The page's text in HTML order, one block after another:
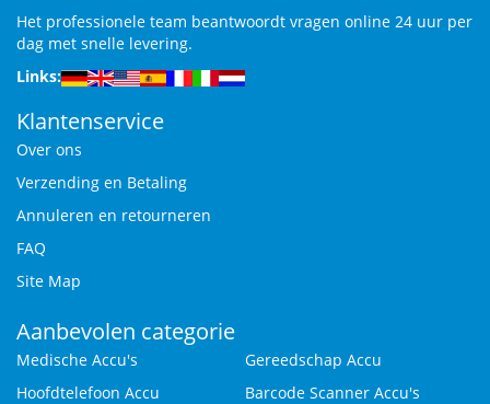
Het professionele team beantwoordt vragen online 24 uur per
dag met snelle levering.
Links:
Klantenservice
Over ons
Verzending en Betaling
Annuleren en retourneren
FAQ
Site Map
Aanbevolen categorie
Medische Accu's
Gereedschap Accu
Hoofdtelefoon Accu
Barcode Scanner Accu's